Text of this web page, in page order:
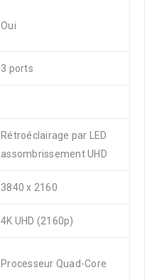
Oui
3 ports
Rétroéclairage par LED
assombrissement UHD
3840 x 2160
4K UHD (2160p)
Processeur Quad-Core